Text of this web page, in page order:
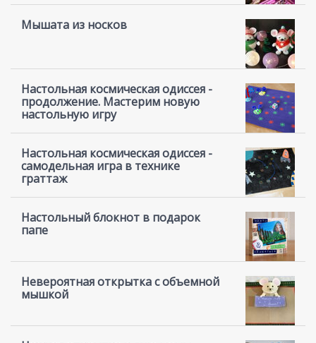
Мышата из носков
Настольная космическая одиссея -
продолжение. Мастерим новую
настольную игру
Настольная космическая одиссея -
самодельная игра в технике
граттаж
Настольный блокнот в подарок
папе
Невероятная открытка с объемной
мышкой